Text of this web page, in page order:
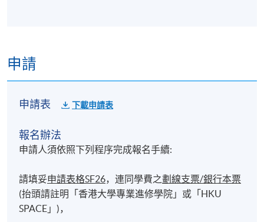
申請
申請表 下載申請表
報名辦法
申請人須依照下列程序完成報名手續:
請填妥申請表格SF26，連同學費之劃線支票/銀行本票
(抬頭請註明「香港大學專業進修學院」或「HKU
SPACE」)，